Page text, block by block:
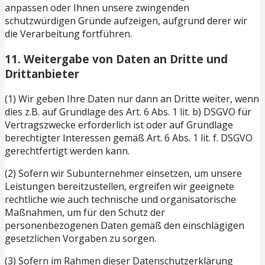
anpassen oder Ihnen unsere zwingenden
schutzwürdigen Gründe aufzeigen, aufgrund derer wir
die Verarbeitung fortführen.
11. Weitergabe von Daten an Dritte und
Drittanbieter
(1) Wir geben Ihre Daten nur dann an Dritte weiter, wenn
dies z.B. auf Grundlage des Art. 6 Abs. 1 lit. b) DSGVO für
Vertragszwecke erforderlich ist oder auf Grundlage
berechtigter Interessen gemäß Art. 6 Abs. 1 lit. f. DSGVO
gerechtfertigt werden kann.
(2) Sofern wir Subunternehmer einsetzen, um unsere
Leistungen bereitzustellen, ergreifen wir geeignete
rechtliche wie auch technische und organisatorische
Maßnahmen, um für den Schutz der
personenbezogenen Daten gemäß den einschlägigen
gesetzlichen Vorgaben zu sorgen.
(3) Sofern im Rahmen dieser Datenschutzerklärung